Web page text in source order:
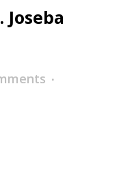
Joseba